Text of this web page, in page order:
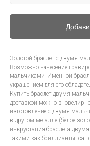
Золотой браслет с двумя
Возможно нанесение
мальчиками. Именной
украшением для его
Купить браслет двумя
доставкой можно в
изготовление с двумя
в другом металле (белое
инкрустация браслета
такими как бриллианты,